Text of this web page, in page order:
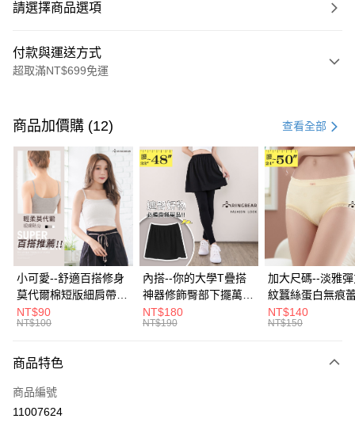
請選擇商品選項
付款與運送方式
超取滿NT$699免運
信用卡一次付款
超商取貨付款
LINE Pay
Apple Pay
街口支付
悠遊付
Google Pay
全盈+PAY
大哥付你分期
【大哥付你分期使用說明】
1.本服務由台灣大哥大提供，台灣大哥大用戶可立即使用無須另外申請。
AFTEE先享後付
商品加價購 (12) 查看全部
小可愛--舒適百搭修身
莫代爾棉短版細肩帶素
色背心(白.黑.灰L-2L)-
U582眼圈熊中大尺碼
NT$90
NT$100
內搭--你的大學T疊搭
神器修飾臀部下擺萬用
內搭裙/遮臀裙(黑2L-
6L)-Q155眼圈熊中大
NT$180
NT$190
加大尺碼--淡雅
紋蠶絲蛋白無痕
角內褲(白.粉.藍.
3L)-L28眼圈熊中
NT$140
NT$150
商品特色
商品編號
11007624